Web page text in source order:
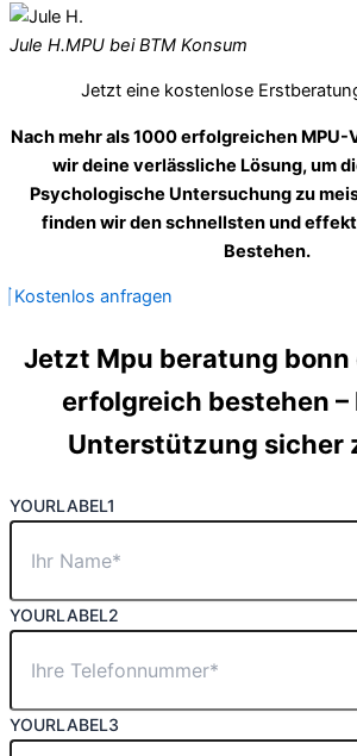
Jule H.MPU bei BTM Konsum
Jetzt eine kostenlose
Nach mehr als 1000 erfolgreichen
wir deine verlässliche Lösung, um
Psychologische Untersuchung zu
finden wir den schnellsten und
Bestehen.
Kostenlos anfragen
Jetzt Mpu beratung
erfolgreich bestehen –
Unterstützung sicher
YOURLABEL1
YOURLABEL2
YOURLABEL3